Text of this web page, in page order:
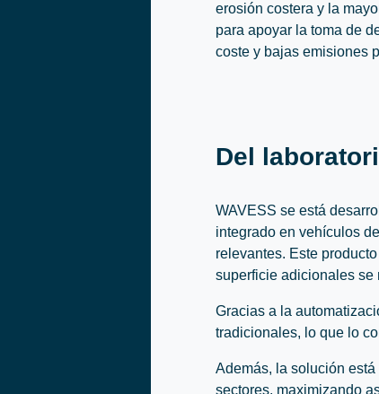
erosión costera y la
para apoyar la toma de
coste y bajas emisiones
Del
WAVESS se está
integrado en vehículos
relevantes. Este
superficie adicionales se
Gracias a la
tradicionales, lo que lo
Además, la solución
sectores, maximizando